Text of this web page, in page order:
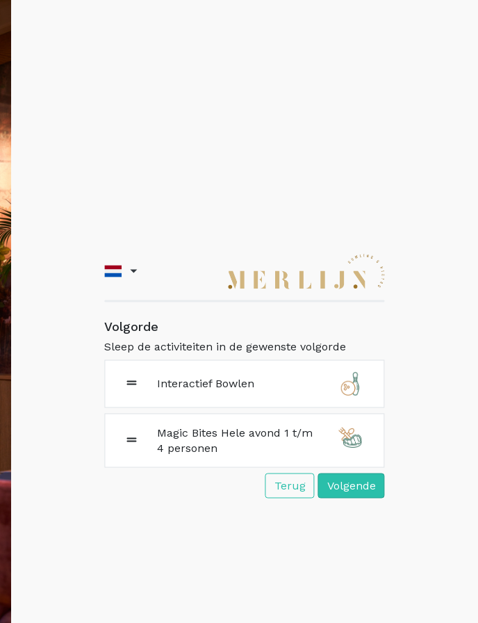
Volgorde
Sleep de activiteiten in de gewenste volgorde
Interactief Bowlen
Magic Bites Hele avond 1 t/m
4 personen
Terug Volgende